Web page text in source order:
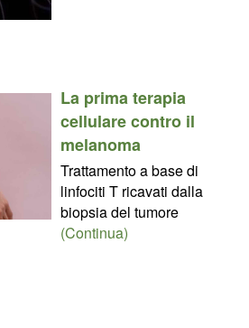
La prima terapia
cellulare contro il
melanoma
Trattamento a base di
linfociti T ricavati dalla
biopsia del tumore
(Continua)